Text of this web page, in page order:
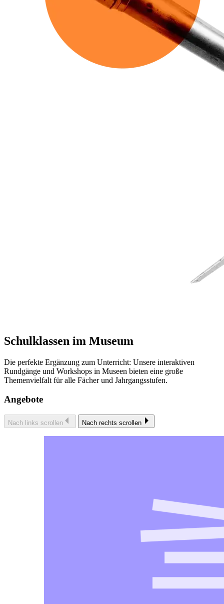
Schulklassen im Museum
Die perfekte Ergänzung zum Unterricht: Unsere interaktiven
Rundgänge und Workshops in Museen bieten eine große
Themenvielfalt für alle Fächer und Jahrgangsstufen.
Angebote
Nach links scrollen Nach rechts scrollen